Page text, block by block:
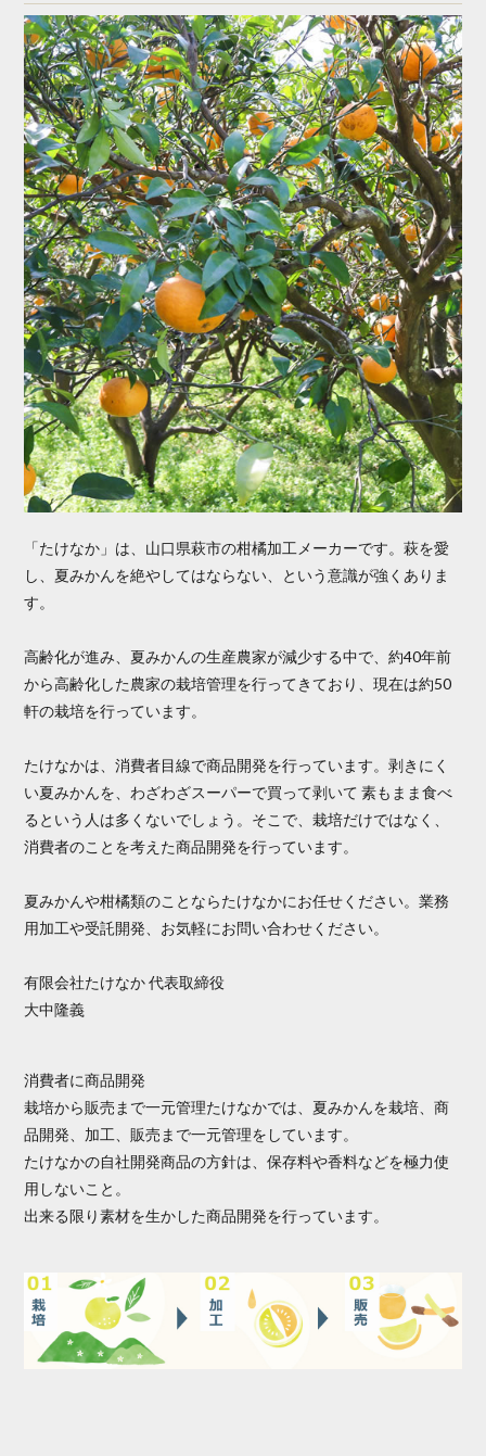
「たけなか」は、山口県萩市の柑橘加工メーカーです。萩を愛
し、夏みかんを絶やしてはならない、という意識が強くありま
す。
高齢化が進み、夏みかんの生産農家が減少する中で、約40年前
から高齢化した農家の栽培管理を行ってきており、現在は約50
軒の栽培を行っています。
たけなかは、消費者目線で商品開発を行っています。剥きにく
い夏みかんを、わざわざスーパーで買って剥いて 素もまま食べ
るという人は多くないでしょう。そこで、栽培だけではなく、
消費者のことを考えた商品開発を行っています。
夏みかんや柑橘類のことならたけなかにお任せください。業務
用加工や受託開発、お気軽にお問い合わせください。
有限会社たけなか 代表取締役
大中隆義
消費者に商品開発
栽培から販売まで一元管理たけなかでは、夏みかんを栽培、商
品開発、加工、販売まで一元管理をしています。
たけなかの自社開発商品の方針は、保存料や香料などを極力使
用しないこと。
出来る限り素材を生かした商品開発を行っています。